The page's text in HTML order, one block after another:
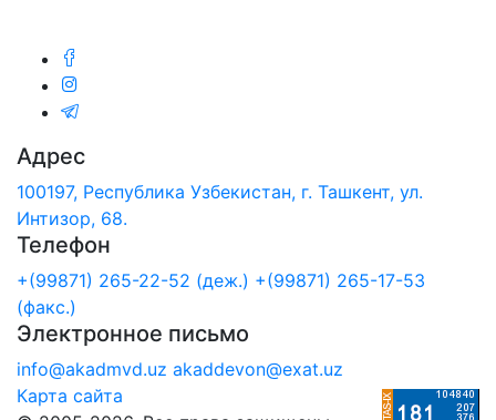
Адрес
100197, Республика Узбекистан, г. Ташкент, ул.
Интизор, 68.
Телефон
+(99871) 265-22-52 (деж.) +(99871) 265-17-53
(факс.)
Электронное письмо
info@akadmvd.uz akaddevon@exat.uz
Карта сайта